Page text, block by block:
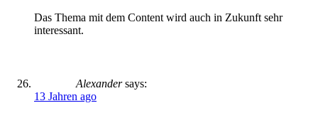
Das Thema mit dem Content wird auch in Zukunft sehr
interessant.
Alexander says:
13 Jahren ago